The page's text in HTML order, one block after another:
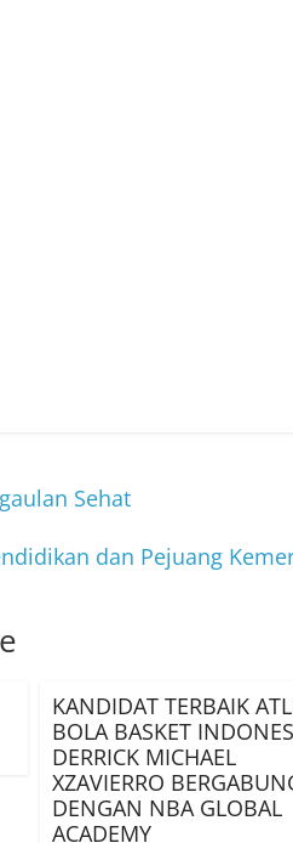
Sehat
dan Pejuang
KANDIDAT TERBAIK
BOLA BASKET
DERRICK MICHAEL
XZAVIERRO
DENGAN NBA GLOBAL
ACADEMY